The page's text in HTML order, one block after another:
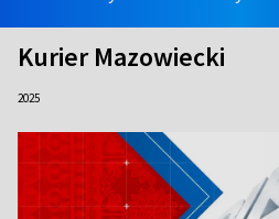
Kurier Mazowiecki
2025